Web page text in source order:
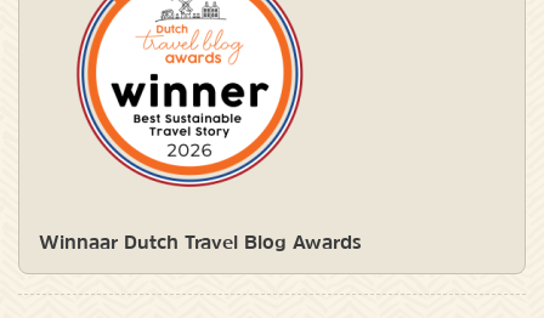
Winnaar Dutch Travel Blog Awards